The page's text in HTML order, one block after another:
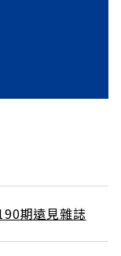
期遠見雜誌